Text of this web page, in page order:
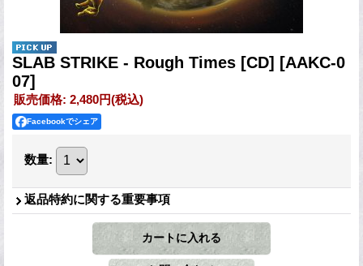
SLAB STRIKE - Rough Times [CD] [AAKC-0
07]
販売価格: 2,480円(税込)
Facebookでシェア
数量:
返品特約に関する重要事項